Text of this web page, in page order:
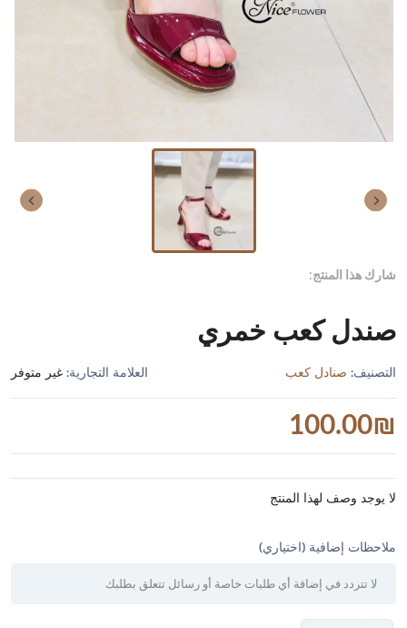
شارك هذا المنتج:
صندل كعب خمري
التصنيف:صنادل كعب العلامة التجارية:غير متوفر
100.00₪
لا يوجد وصف لهذا المنتج
ملاحظات إضافية (اختياري)